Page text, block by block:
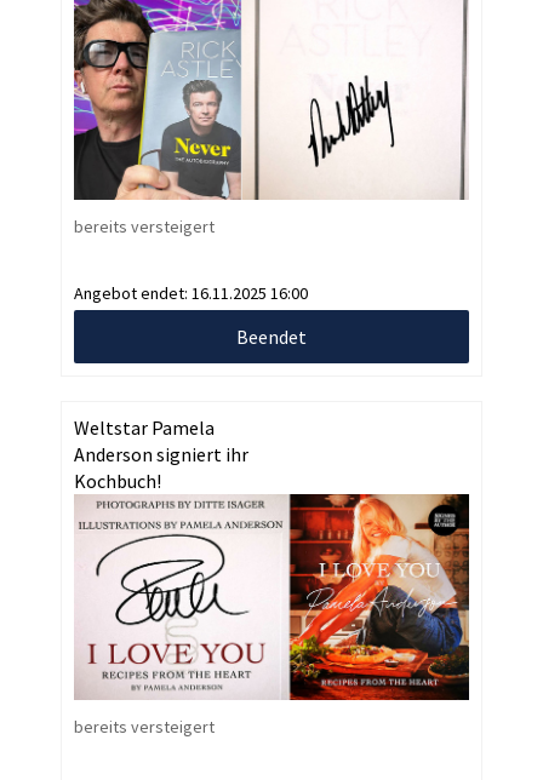
bereits versteigert
Angebot endet: 16.11.2025 16:00
Beendet
Weltstar Pamela
Anderson signiert ihr
Kochbuch!
bereits versteigert